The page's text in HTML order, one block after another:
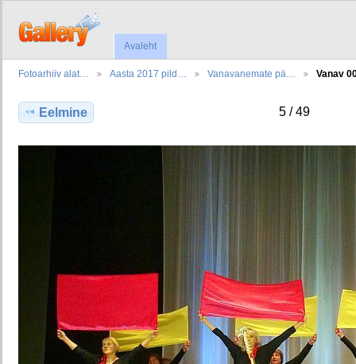
Avaleht
Fotoarhiiv alat… Aasta 2017 pild… Vanavanemate pä… Vanav
Eelmine 5 / 49